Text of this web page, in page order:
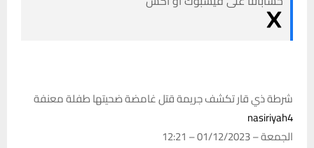
شرطة ذي قار تكشف جريمة قتل غامضة ضحيتها طفلة معنفة
nasiriyah4
الجمعة – 01/12/2023 – 12:21